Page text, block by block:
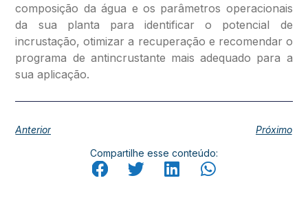
composição da água e os parâmetros operacionais
da sua planta para identificar o potencial de
incrustação, otimizar a recuperação e recomendar o
programa de antincrustante mais adequado para a
sua aplicação.
Anterior Próximo
Compartilhe esse conteúdo: